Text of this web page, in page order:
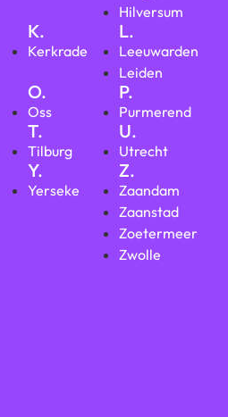
Hilversum
K.
Kerkrade
L.
Leeuwarden
Leiden
O.
Oss
P.
Purmerend
T.
Tilburg
U.
Utrecht
Y.
Yerseke
Z.
Zaandam
Zaanstad
Zoetermeer
Zwolle